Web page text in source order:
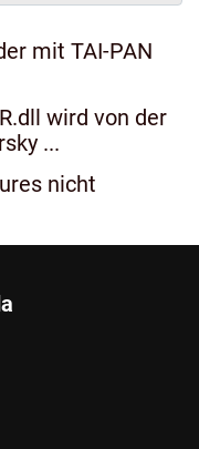
mit TAI-PAN
wird von der
...
nicht